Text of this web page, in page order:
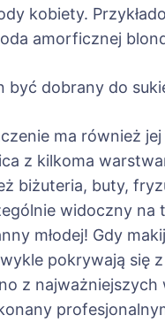
kobiety.
amorficznej
być dobrany do
ma również
z kilkoma
biżuteria, buty,
widoczny
młodej! Gdy
pokrywają
z najważniejszych